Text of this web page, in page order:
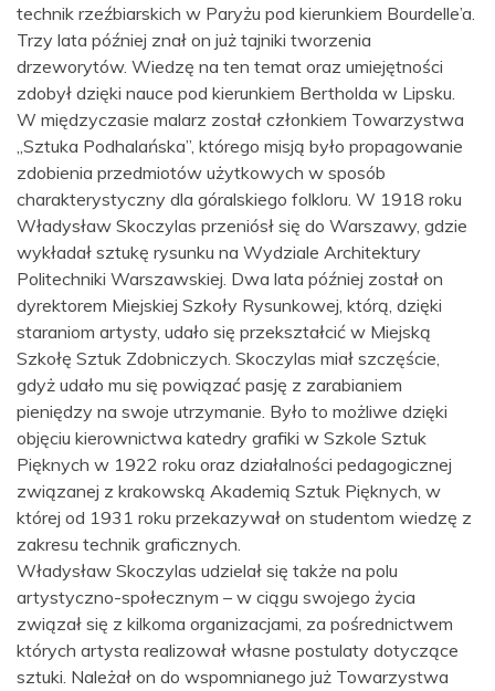
technik rzeźbiarskich w Paryżu pod kierunkiem Bourdelle’a.
Trzy lata później znał on już tajniki tworzenia
drzeworytów. Wiedzę na ten temat oraz umiejętności
zdobył dzięki nauce pod kierunkiem Bertholda w Lipsku.
W międzyczasie malarz został członkiem Towarzystwa
„Sztuka Podhalańska”, którego misją było propagowanie
zdobienia przedmiotów użytkowych w sposób
charakterystyczny dla góralskiego folkloru. W 1918 roku
Władysław Skoczylas przeniósł się do Warszawy, gdzie
wykładał sztukę rysunku na Wydziale Architektury
Politechniki Warszawskiej. Dwa lata później został on
dyrektorem Miejskiej Szkoły Rysunkowej, którą, dzięki
staraniom artysty, udało się przekształcić w Miejską
Szkołę Sztuk Zdobniczych. Skoczylas miał szczęście,
gdyż udało mu się powiązać pasję z zarabianiem
pieniędzy na swoje utrzymanie. Było to możliwe dzięki
objęciu kierownictwa katedry grafiki w Szkole Sztuk
Pięknych w 1922 roku oraz działalności pedagogicznej
związanej z krakowską Akademią Sztuk Pięknych, w
której od 1931 roku przekazywał on studentom wiedzę z
zakresu technik graficznych.
Władysław Skoczylas udzielał się także na polu
artystyczno-społecznym – w ciągu swojego życia
związał się z kilkoma organizacjami, za pośrednictwem
których artysta realizował własne postulaty dotyczące
sztuki. Należał on do wspomnianego już Towarzystwa